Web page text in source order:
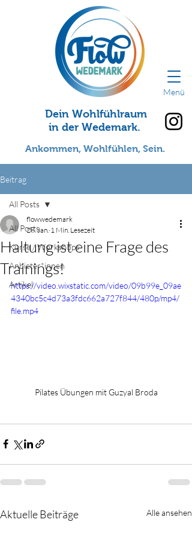
Ankommen, Wohlfühlen, Sein.
Dein Wohlfühlraum
in der Wedemark.
Menü
Beitrag
All Posts
Kurse / Workshops
Anbieter*innen
Artikel
All Posts
Haltung ist eine Frage des
Trainings!
flowwedemark
28. Jan. 1 Min. Lesezeit
https://video.wixstatic.com/video/09b99e_09ae
4340bc5c4d73a3fdc662a727f844/480p/mp4/
file.mp4
Pilates Übungen mit Guzyal Broda
Aktuelle Beiträge Alle ansehen